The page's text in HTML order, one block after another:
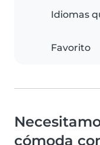
Idiomas
Favorito
cómoda